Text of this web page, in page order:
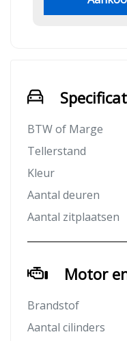
BTW of Marge
Tellerstand
Kleur
Aantal deuren
Aantal zitplaatsen
Motor
Brandstof
Aantal cilinders